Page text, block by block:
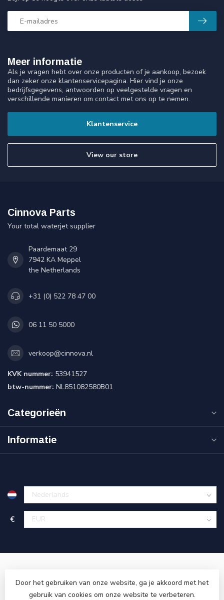
Meer informatie
Als je vragen hebt over onze producten of je aankoop, bezoek
dan zeker onze klantenservicepagina. Hier vind je onze
bedrijfsgegevens, antwoorden op veelgestelde vragen en
verschillende manieren om contact met ons op te nemen.
Klantenservice
View our store
Cinnova Parts
Your total waterjet supplier
Paardemaat 29
7942 KA Meppel
the Netherlands
+31 (0) 522 78 47 00
06 11 50 5000
verkoop@cinnova.nl
KVK nummer: 53941527
btw-nummer: NL851082580B01
Categorieën
Informatie
€
© Copyright 2026 Cinnova Parts- Powered byLightspeed-
Door het gebruiken van onze website, ga je akkoord met het
gebruik van cookies om onze website te verbeteren.